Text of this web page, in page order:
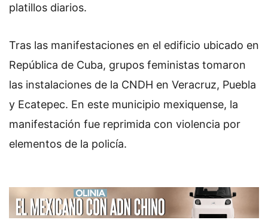
platillos diarios.
Tras las manifestaciones en el edificio ubicado en
República de Cuba, grupos feministas tomaron
las instalaciones de la CNDH en Veracruz, Puebla
y Ecatepec. En este municipio mexiquense, la
manifestación fue reprimida con violencia por
elementos de la policía.